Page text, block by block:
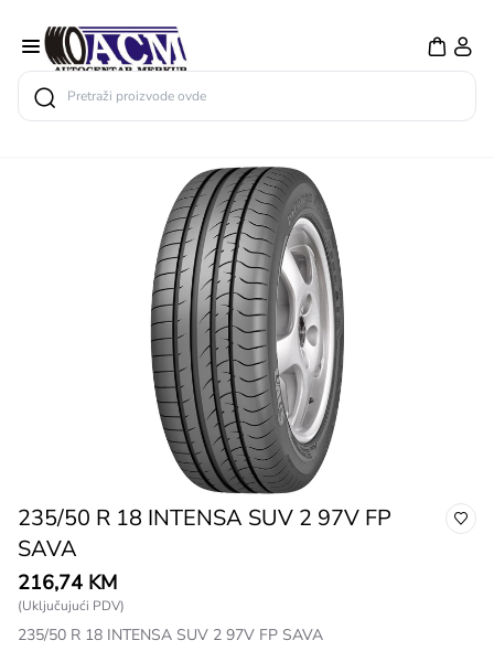
Search
235/50 R 18 INTENSA SUV 2 97V FP
SAVA
216,74 KM
(Uključujući PDV)
235/50 R 18 INTENSA SUV 2 97V FP SAVA